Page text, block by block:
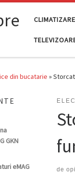
CLIMATIZARE
din bucatarie »
de
GKN
eMAG